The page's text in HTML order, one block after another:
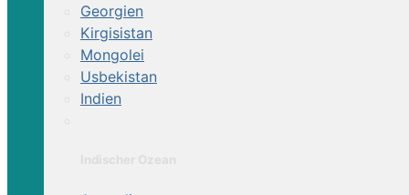
Georgien
Kirgisistan
Mongolei
Usbekistan
Indien